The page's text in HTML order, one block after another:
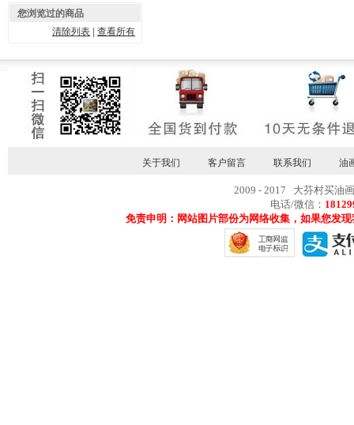
您浏览过的商品
清除列表 |查看所有
关于我们 客户留言 联系我们 油
2009 - 2017 大芬村买油
电话/微信：
免责申明：网站图片部份为网络收集，如果您发